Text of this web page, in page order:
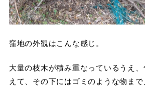
窪地の外観はこんな感じ。
大量の枝木が積み重なっているうえ
えて、その下にはゴミのような物まで